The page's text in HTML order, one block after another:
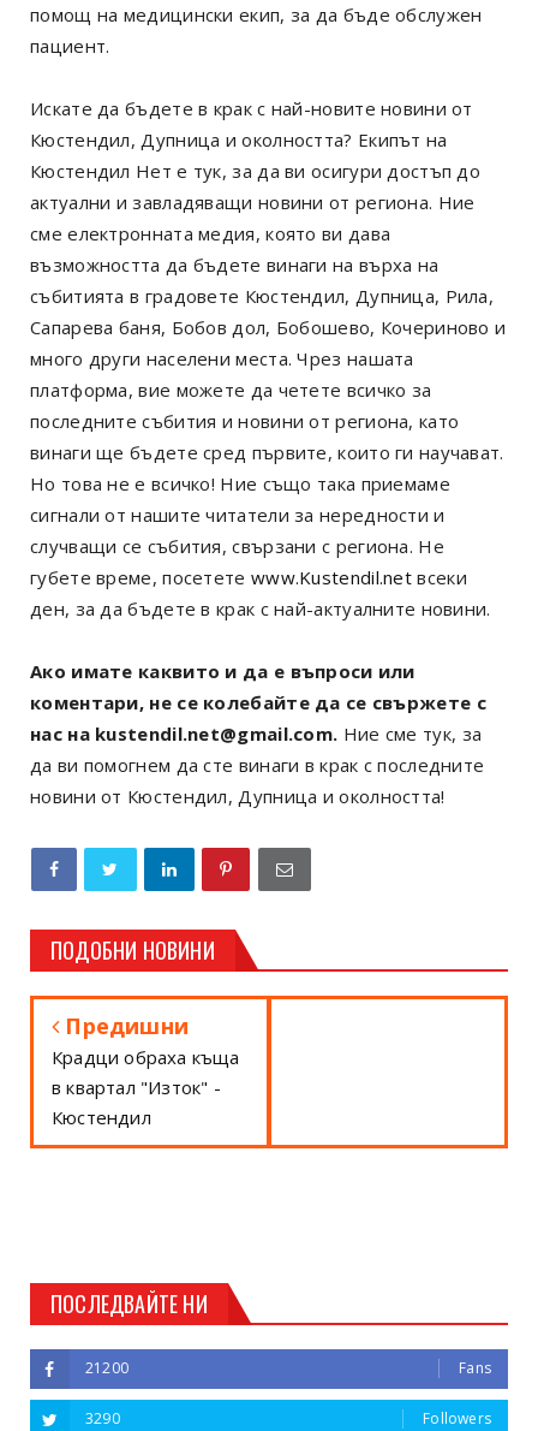
помощ на медицински екип, за да бъде обслужен
пациент.
Искате да бъдете в крак с най-новите новини от
Кюстендил, Дупница и околността? Екипът на
Кюстендил Нет е тук, за да ви осигури достъп до
актуални и завладяващи новини от региона. Ние
сме електронната медия, която ви дава
възможността да бъдете винаги на върха на
събитията в градовете Кюстендил, Дупница, Рила,
Сапарева баня, Бобов дол, Бобошево, Кочериново и
много други населени места. Чрез нашата
платформа, вие можете да четете всичко за
последните събития и новини от региона, като
винаги ще бъдете сред първите, които ги научават.
Но това не е всичко! Ние също така приемаме
сигнали от нашите читатели за нередности и
случващи се събития, свързани с региона. Не
губете време, посетете www.Kustendil.net всеки
ден, за да бъдете в крак с най-актуалните новини.
Ако имате каквито и да е въпроси или
коментари, не се колебайте да се свържете с
нас на kustendil.net@gmail.com. Ние сме тук, за
да ви помогнем да сте винаги в крак с последните
новини от Кюстендил, Дупница и околността!
ПОДОБНИ НОВИНИ
Предишни
Крадци обраха къща
в квартал "Изток" -
Кюстендил
ПОСЛЕДВАЙТЕ НИ
21200 Fans
3290 Followers